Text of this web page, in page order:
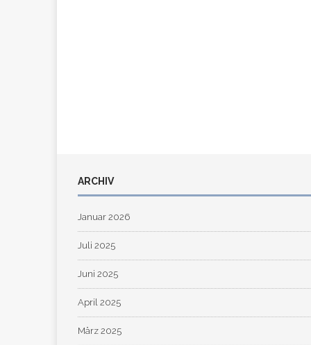
ARCHIV
Januar 2026
Juli 2025
Juni 2025
April 2025
März 2025